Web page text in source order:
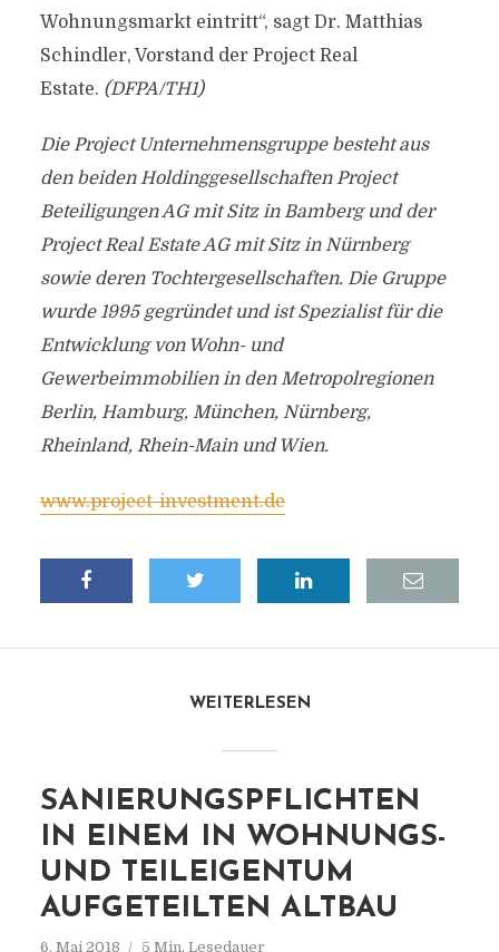
Wohnungsmarkt eintritt“, sagt Dr. Matthias
Schindler, Vorstand der Project Real
Estate. (DFPA/TH1)
Die Project Unternehmensgruppe besteht aus
den beiden Holdinggesellschaften Project
Beteiligungen AG mit Sitz in Bamberg und der
Project Real Estate AG mit Sitz in Nürnberg
sowie deren Tochtergesellschaften. Die Gruppe
wurde 1995 gegründet und ist Spezialist für die
Entwicklung von Wohn- und
Gewerbeimmobilien in den Metropolregionen
Berlin, Hamburg, München, Nürnberg,
Rheinland, Rhein-Main und Wien.
www.project-investment.de
WEITERLESEN
SANIERUNGSPFLICHTEN
IN EINEM IN WOHNUNGS-
UND TEILEIGENTUM
AUFGETEILTEN ALTBAU
6. Mai 2018 5 Min. Lesedauer